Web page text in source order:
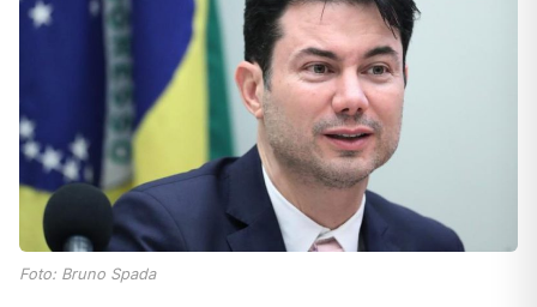
Foto: Bruno Spada